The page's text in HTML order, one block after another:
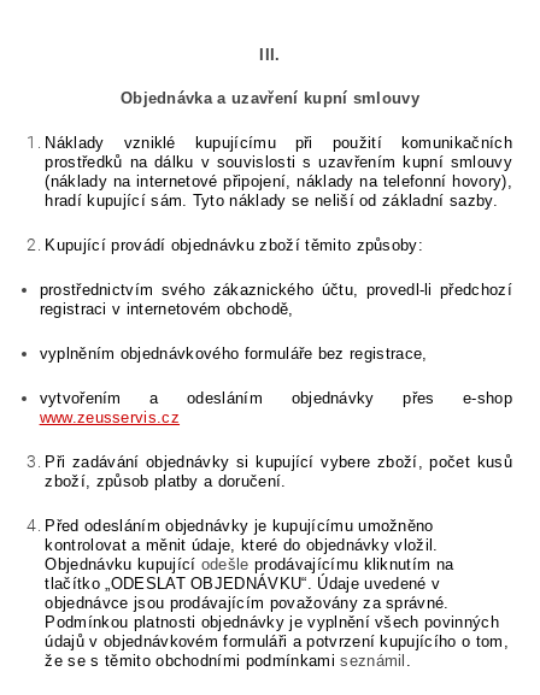
III.
Objednávka a uzavření kupní smlouvy
Náklady vzniklé kupujícímu při použití komunikačních
prostředků na dálku v souvislosti s uzavřením kupní smlouvy
(náklady na internetové připojení, náklady na telefonní hovory),
hradí kupující sám. Tyto náklady se neliší od základní sazby.
Kupující provádí objednávku zboží těmito způsoby:
prostřednictvím svého zákaznického účtu, provedl-lipředchozí
registraci v internetovém obchodě,
vyplněním objednávkového formuláře bez registrace,
vytvořením a odesláním objednávky přes e-shop
www.zeusservis.cz
Při zadávání objednávky si kupující vybere zboží, počet kusů
zboží, způsob platby a doručení.
Před odesláním objednávky je kupujícímu umožněno
kontrolovat a měnit údaje, které do objednávky vložil.
Objednávku kupující odešleprodávajícímu kliknutím na
tlačítko„ODESLAT OBJEDNÁVKU“. Údaje uvedené v
objednávce jsou prodávajícím považovány za správné.
Podmínkou platnosti objednávky je vyplnění všech povinných
údajů v objednávkovém formuláři apotvrzení kupujícího o tom ,
že se s těmito obchodními podmínkamiseznámil .